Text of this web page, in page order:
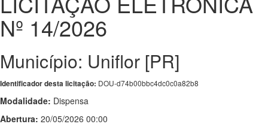
Nº 14/2026
Município: Uniflor [PR]
Identificador desta licitação: DOU-d74b00bbc4dc0c0a82b8
Modalidade: Dispensa
Abertura: 20/05/2026 00:00